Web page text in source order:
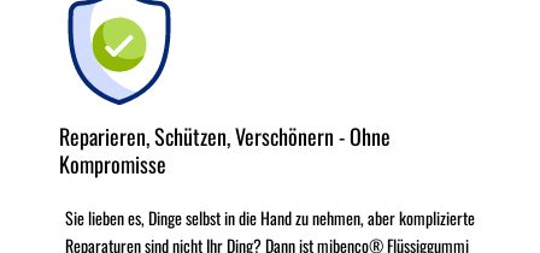
Reparieren, Schützen, Verschönern - Ohne
Kompromisse
Sie lieben es, Dinge selbst in die Hand zu nehmen, aber komplizierte
Reparaturen sind nicht Ihr Ding? Dann ist mibenco® Flüssiggummi